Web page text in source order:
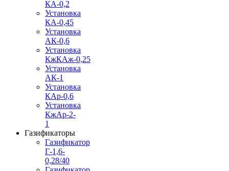
КА-0,2
Установка
КА-0,45
Установка
АК-0,6
Установка
КжКАж-0,25
Установка
АК-1
Установка
КАр-0,6
Установка
КжАр-2-
1
Газификаторы
Газификатор
Г-1,6-
0,28/40